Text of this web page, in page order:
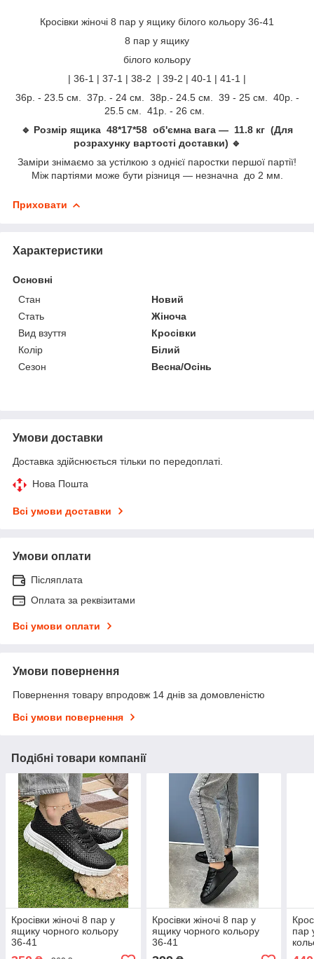
Кросівки жіночі 8 пар у ящику білого кольору 36-41
8 пар у ящику
білого кольору
| 36-1 | 37-1 | 38-2 | 39-2 | 40-1 | 41-1 |
36р. - 23.5 см. 37р. - 24 см. 38р.- 24.5 см. 39 - 25 см. 40р. -
25.5 см. 41р. - 26 см.
🔹 Розмір ящика 48*17*58 об'ємна вага — 11.8 кг (Для
розрахунку вартості доставки) 🔹
Заміри знімаємо за устілкою з однієї паростки першої партії!
Між партіями може бути різниця — незначна до 2 мм.
Приховати
Характеристики
Основні
Стан
Новий
Стать
Жіноча
Вид взуття
Кросівки
Колір
Білий
Сезон
Весна/Осінь
Умови доставки
Доставка здійснюється тільки по передоплаті.
Нова Пошта
Всі умови доставки
Умови оплати
Післяплата
Оплата за реквізитами
Всі умови оплати
Умови повернення
Повернення товару впродовж 14 днів за домовленістю
Всі умови повернення
Подібні товари компанії
Кросівки жіночі 8 пар у
ящику чорного кольору
36-41
Кросівки жіночі 8 пар у
ящику чорного кольору
36-41
пар